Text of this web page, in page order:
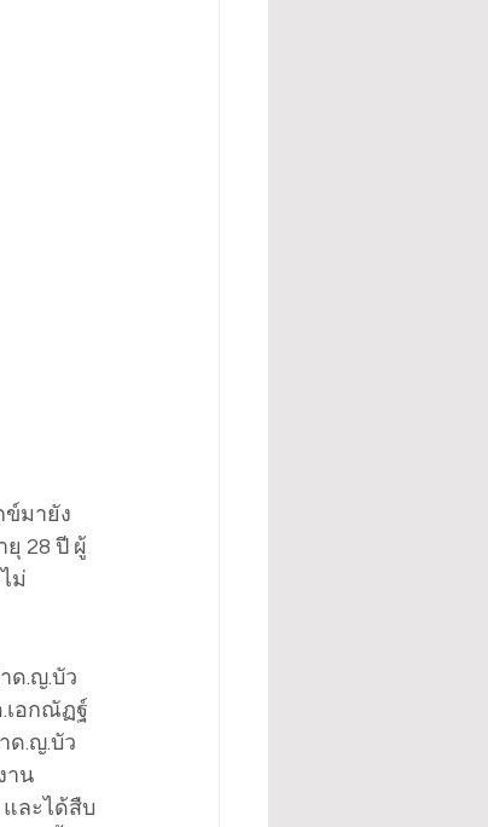
ข์มายัง
28 ปี ผู้
ม่
ด.ญ.บัว
เอกณัฏฐ์
ด.ญ.บัว
าน
และได้สืบ